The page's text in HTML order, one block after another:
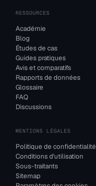
RESSOURCES
Académie
Blog
Études de cas
Guides pratiques
Avis et comparatifs
Rapports de données
Glossaire
FAQ
Discussions
MENTIONS LÉGALES
Politique de confidentialité
Conditions d'utilisation
Sous-traitants
Sitemap